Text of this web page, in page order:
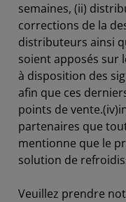
semaines, (ii)
corrections de la
distributeurs ainsi
soient apposés sur
à disposition des
afin que ces
points de
partenaires que
mentionne que le
solution de
Veuillez prendre